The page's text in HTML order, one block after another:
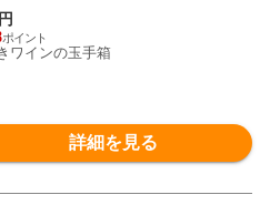
り)【ビール】【国産】【缶ビー
フト】【お中元】【御中元】
BEER SET 350ml×24
円
ワインの玉手箱
詳細を見る